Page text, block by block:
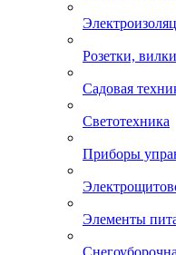
Розетки,
Садовая
Светотехника
Приборы
Элементы